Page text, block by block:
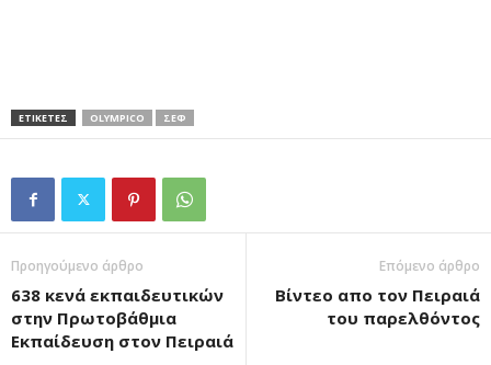
ΕΤΙΚΕΤΕΣ OLYMPICO ΣΕΦ
Προηγούμενο άρθρο
638 κενά εκπαιδευτικών
στην Πρωτοβάθμια
Εκπαίδευση στον Πειραιά
Επόμενο άρθρο
Βίντεο απο τον Πειραιά
του παρελθόντος